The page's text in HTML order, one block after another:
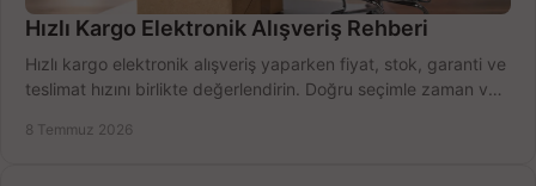
Hızlı Kargo Elektronik Alışveriş Rehberi
Hızlı kargo elektronik alışveriş yaparken fiyat, stok, garanti ve
teslimat hızını birlikte değerlendirin. Doğru seçimle zaman ve
8 Temmuz 2026